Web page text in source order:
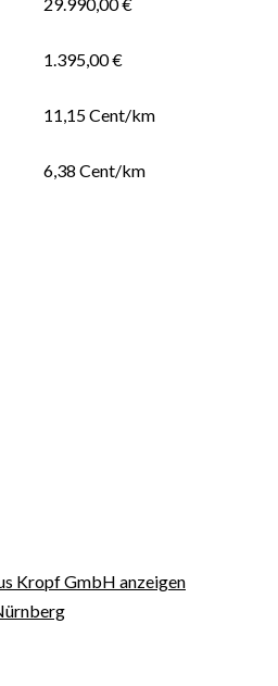
1.395,00 €
11,15Cent/km
6,38 Cent/km
Kropf GmbH anzeigen